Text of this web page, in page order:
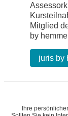
Mitglied
by
juris by
Ihre